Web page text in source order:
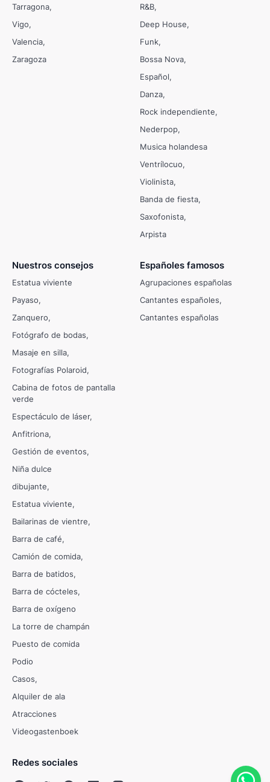
Tarragona
Vigo
Valencia
Zaragoza
R&B
Deep House
Funk
Bossa Nova
Español
Danza
Rock independiente
Nederpop
Musica holandesa
Ventrílocuo
Violinista
Banda de fiesta
Saxofonista
Arpista
Nuestros consejos
Estatua viviente
Payaso
Zanquero
Fotógrafo de bodas
Masaje en silla
Fotografías Polaroid
Cabina de fotos de pantalla
verde
Espectáculo de láser
Anfitriona
Gestión de eventos
Niña dulce
dibujante
Estatua viviente
Bailarinas de vientre
Barra de café
Camión de comida
Barra de batidos
Barra de cócteles
Barra de oxígeno
La torre de champán
Puesto de comida
Podio
Casos
Alquiler de ala
Atracciones
Videogastenboek
Españoles famosos
Agrupaciones españolas
Cantantes españoles
Cantantes españolas
Redes sociales